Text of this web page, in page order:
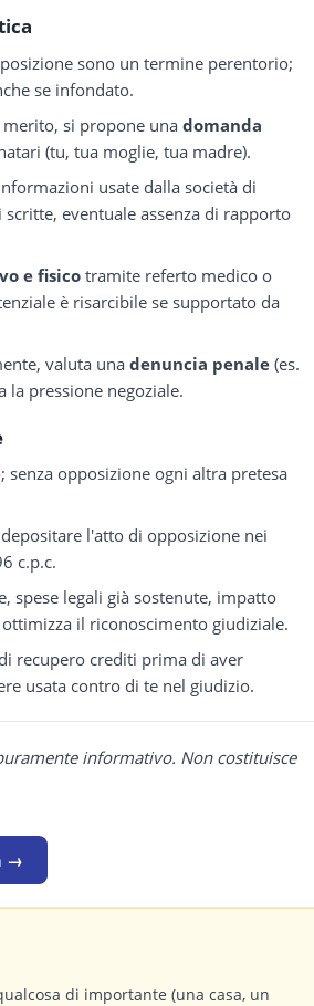
sono un termine perentorio;
se infondato.
merito, si propone unadomanda
(tu, tua moglie, tua madre).
usate dalla società di
eventuale assenza di rapporto
e fisico tramite referto medico o
è risarcibile se supportato da
valuta unadenuncia penale (es.
la pressione negoziale.
senza opposizione ogni altra pretesa
l'atto di opposizione nei
c.p.c.
spese legali già sostenute, impatto
il riconoscimento giudiziale.
recupero crediti prima di aver
usata contro di te nel giudizio.
informativo. Non costituisce
→
di importante (una casa, un